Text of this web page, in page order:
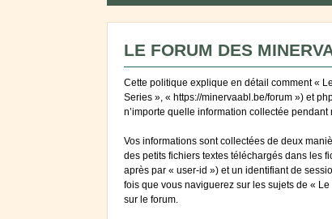
LE FORUM DES
Cette politique explique en détail comment «
Series », « https://minervaabl.be/forum ») et
n’importe quelle information collectée
Vos informations sont collectées de deux
des petits fichiers textes téléchargés dans les
après par « user-id ») et un identifiant de
fois que vous naviguerez sur les sujets de «
sur le forum.